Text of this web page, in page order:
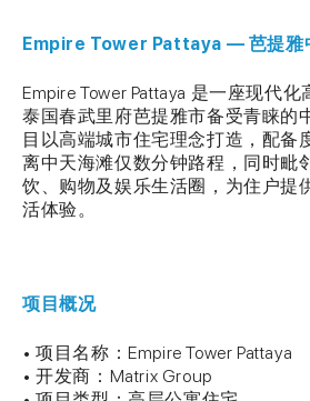
Empire Tower Pattaya — 芭提雅
Empire Tower Pattaya 是一座现代
泰国春武里府芭提雅市备受青睐的
目以高端城市住宅理念打造，配备
离中天海滩仅数分钟路程，同时毗
饮、购物及娱乐生活圈，为住户提
活体验。
项目概况
• 项目名称：Empire Tower Pattaya
• 开发商：Matrix Group